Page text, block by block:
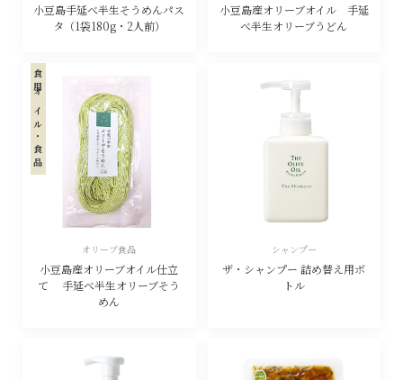
小豆島手延べ半生そうめんパス
タ（1袋180g・2人前）
小豆島産オリーブオイル 手延
べ半生オリーブうどん
オリーブ食品
小豆島産オリーブオイル仕立
て 手延べ半生オリーブそう
めん
食用オイル・食品
シャンプー
ザ・シャンプー 詰め替え用ボ
トル